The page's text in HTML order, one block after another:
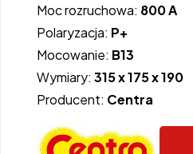
Moc rozruchowa: 800 A
Polaryzacja: P+
Mocowanie: B13
Wymiary: 315 x 175 x 190
Producent: Centra